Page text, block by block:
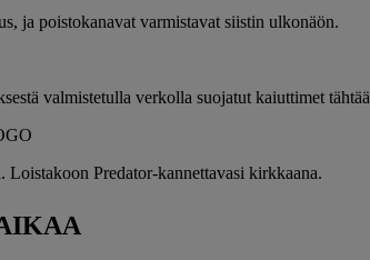
ja poistokanavat varmistavat siistin ulkonäön.
valmistetulla verkolla suojatut kaiuttimet
Predator-kannettavasi kirkkaana.